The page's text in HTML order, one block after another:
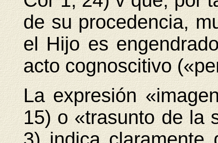
de su procedencia,
el Hijo es
acto cognoscitivo
La expresión
15) o «trasunto de la